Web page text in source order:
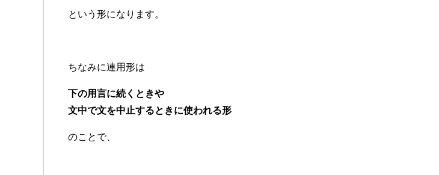
という形になります。
ちなみに連用形は
下の用言に続くときや
文中で文を中止するときに使われる形
のことで、